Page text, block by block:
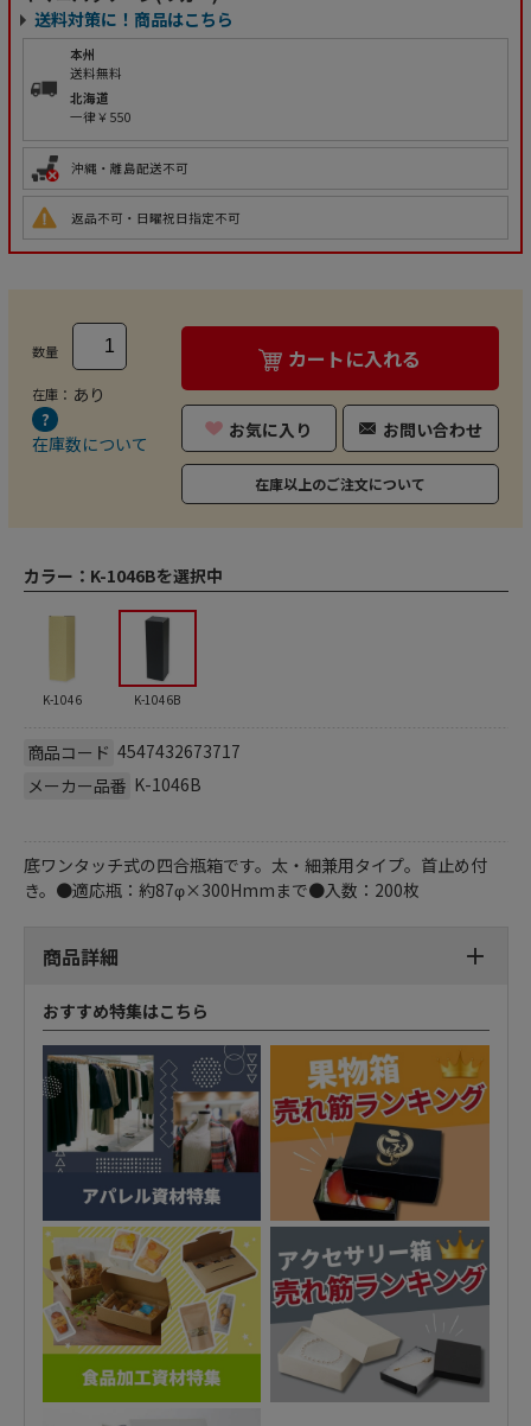
送料対策に！商品はこちら
本州
送料無料
北海道
一律￥550
沖縄・離島配送不可
返品不可・日曜祝日指定不可
数量
在庫： あり
在庫数について
カートに入れる
お気に入り お問い合わせ
在庫以上のご注文について
カラー： K-1046Bを選択中
K-1046 K-1046B
商品コード 4547432673717
メーカー品番 K-1046B
底ワンタッチ式の四合瓶箱です。太・細兼用タイプ。首止め付
き。●適応瓶：約87φ×300Hmmまで●入数：200枚
商品詳細
おすすめ特集はこちら